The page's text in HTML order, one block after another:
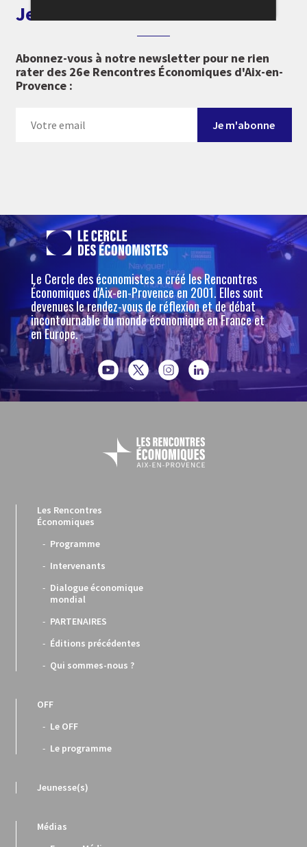
Je m'abonne aux alertes
Abonnez-vous à notre newsletter pour ne rien
rater des 26e Rencontres Économiques d'Aix-en-
Provence :
Le Cercle des économistes a créé les Rencontres
Économiques d'Aix-en-Provence en 2001. Elles sont
devenues le rendez-vous de réflexion et de débat
incontournable du monde économique en France et
en Europe.
Les Rencontres
Économiques
Programme
Intervenants
Dialogue économique
mondial
PARTENAIRES
Éditions précédentes
Qui sommes-nous ?
OFF
Le OFF
Le programme
Jeunesse(s)
Médias